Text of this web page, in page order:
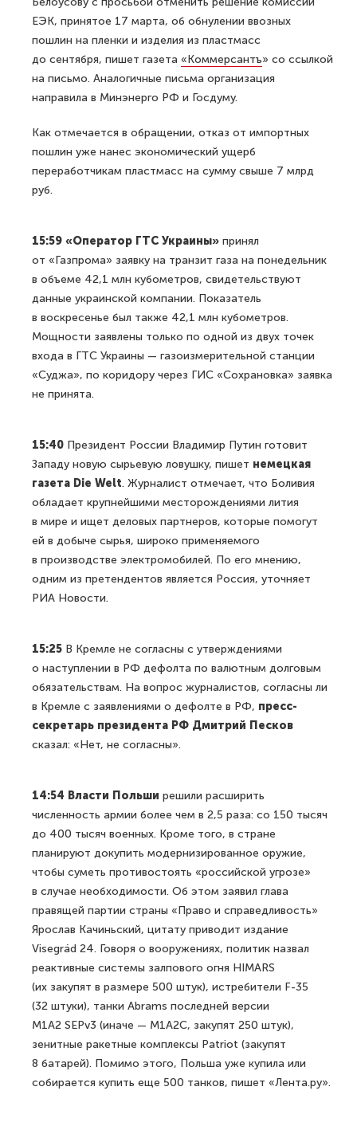
ЕЭК, принятое 17 марта, об обнулении ввозных
пошлин на пленки и изделия из пластмасс
до сентября, пишет газета «Коммерсантъ» со ссылкой
на письмо. Аналогичные письма организация
направила в Минэнерго РФ и Госдуму.
Как отмечается в обращении, отказ от импортных
пошлин уже нанес экономический ущерб
переработчикам пластмасс на сумму свыше 7 млрд
руб.
15:59 «Оператор ГТС Украины» принял
от «Газпрома» заявку на транзит газа на понедельник
в объеме 42,1 млн кубометров, свидетельствуют
данные украинской компании. Показатель
в воскресенье был также 42,1 млн кубометров.
Мощности заявлены только по одной из двух точек
входа в ГТС Украины — газоизмерительной станции
«Суджа», по коридору через ГИС «Сохрановка» заявка
не принята.
15:40 Президент России Владимир Путин готовит
Западу новую сырьевую ловушку, пишет немецкая
газета Die Welt. Журналист отмечает, что Боливия
обладает крупнейшими месторождениями лития
в мире и ищет деловых партнеров, которые помогут
ей в добыче сырья, широко применяемого
в производстве электромобилей. По его мнению,
одним из претендентов является Россия, уточняет
РИА Новости.
15:25 В Кремле не согласны с утверждениями
о наступлении в РФ дефолта по валютным долговым
обязательствам. На вопрос журналистов, согласны ли
в Кремле с заявлениями о дефолте в РФ, пресс-
секретарь президента РФ Дмитрий Песков
сказал: «Нет, не согласны».
14:54 Власти Польши решили расширить
численность армии более чем в 2,5 раза: со 150 тысяч
до 400 тысяч военных. Кроме того, в стране
планируют докупить модернизированное оружие,
чтобы суметь противостоять «российской угрозе»
в случае необходимости. Об этом заявил глава
правящей партии страны «Право и справедливость»
Ярослав Качиньский, цитату приводит издание
Visegrád 24. Говоря о вооружениях, политик назвал
реактивные системы залпового огня HIMARS
(их закупят в размере 500 штук), истребители F-35
(32 штуки), танки Abrams последней версии
M1A2 SEPv3 (иначе — M1A2C, закупят 250 штук),
зенитные ракетные комплексы Patriot (закупят
8 батарей). Помимо этого, Польша уже купила или
собирается купить еще 500 танков, пишет «Лента.ру».